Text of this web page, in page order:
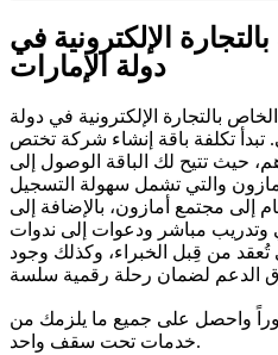
الإلكترونية في
دولة الإمارات
بالتجارة الإلكترونية في دولة
تبدأ تكلفة باقة إنشاء شركة تختص
الإلكترونية من 6000 درهم، حيث تتيح لك الباقة الوصول إلى
والتي تشمل سهولة التسجيل
إلى مجتمع أمازون، بالإضافة إلى
مباشر ودعوات إلى ندوات
من قِبل الخبراء، وكذلك وجود
فوراً واحصل على جميع ما يلزمك من
خدمات تحت سقف واحد.